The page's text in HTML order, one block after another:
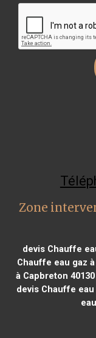
Zone
devis Chauffe
Chauffe eau gaz
à Capbreton 40130
devis Chauffe